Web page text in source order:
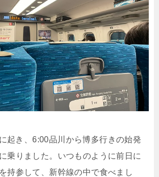
起き、6:00品川から博多行きの始発
乗りました。いつものように前日に
持参して、新幹線の中で食べまし